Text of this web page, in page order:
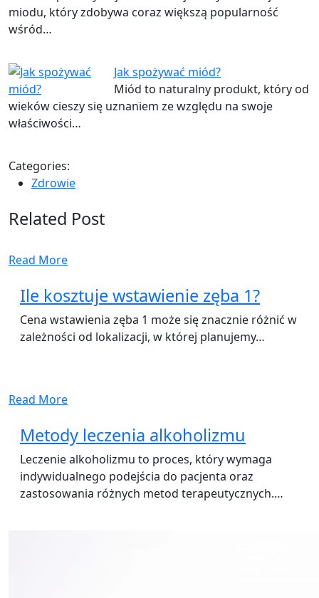
miodu, który zdobywa coraz większą popularność
wśród…
Jak spożywać miód?
Miód to naturalny produkt, który od
wieków cieszy się uznaniem ze względu na swoje
właściwości…
Categories:
Zdrowie
Related Post
Read More
Ile kosztuje wstawienie zęba 1?
Cena wstawienia zęba 1 może się znacznie różnić w
zależności od lokalizacji, w której planujemy…
Read More
Metody leczenia alkoholizmu
Leczenie alkoholizmu to proces, który wymaga
indywidualnego podejścia do pacjenta oraz
zastosowania różnych metod terapeutycznych.…